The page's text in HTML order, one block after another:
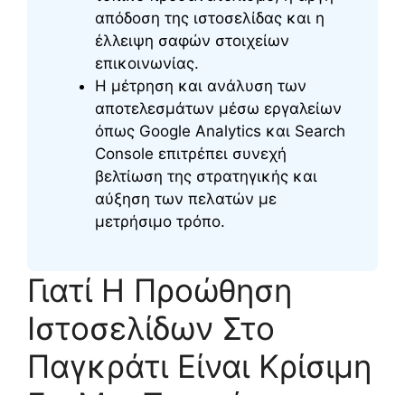
απόδοση της ιστοσελίδας και η
έλλειψη σαφών στοιχείων
επικοινωνίας.
Η μέτρηση και ανάλυση των
αποτελεσμάτων μέσω εργαλείων
όπως Google Analytics και Search
Console επιτρέπει συνεχή
βελτίωση της στρατηγικής και
αύξηση των πελατών με
μετρήσιμο τρόπο.
Γιατί Η Προώθηση
Ιστοσελίδων Στο
Παγκράτι Είναι Κρίσιμη